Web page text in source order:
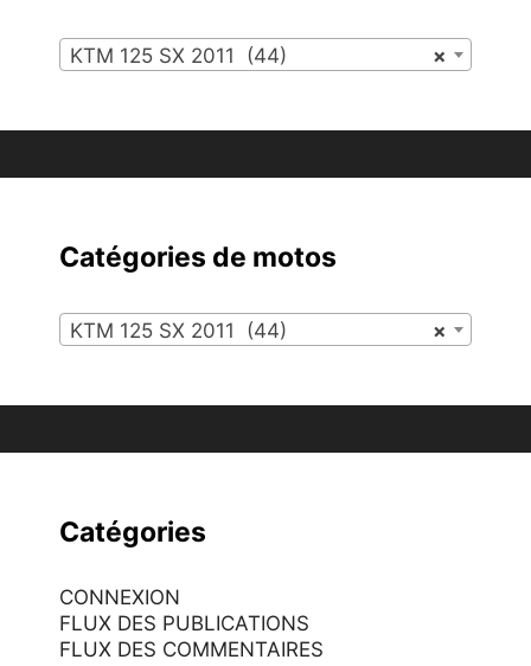
×
KTM 125 SX 2011 (44)
Catégories de motos
×
KTM 125 SX 2011 (44)
Catégories
CONNEXION
FLUX DES PUBLICATIONS
FLUX DES COMMENTAIRES